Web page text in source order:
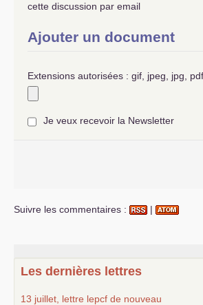
cette discussion par email
Ajouter un document
Extensions autorisées : gif, jpeg, jpg,
Je veux recevoir la Newsletter
Suivre les commentaires : |
Les dernières lettres
13 juillet, lettre lepcf de nouveau